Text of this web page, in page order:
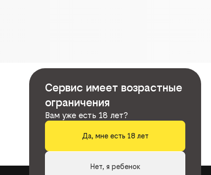
Сервис имеет возрастные
ограничения
Вам уже есть 18 лет?
Да, мне есть 18 лет
Нет, я ребенок